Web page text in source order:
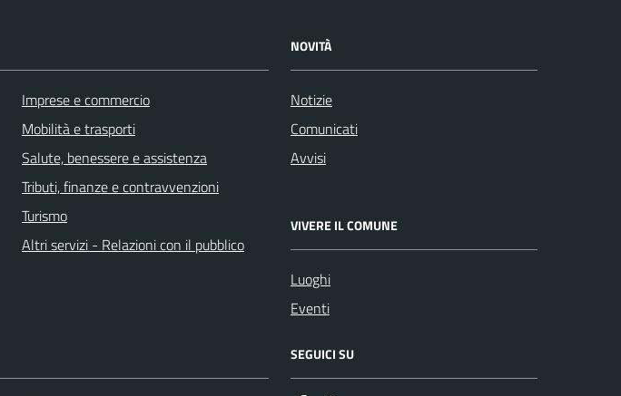
Imprese e commercio
Mobilità e trasporti
Salute, benessere e assistenza
Tributi, finanze e contravvenzioni
Turismo
Altri servizi - Relazioni con il pubblico
NOVITÀ
Notizie
Comunicati
Avvisi
VIVERE IL COMUNE
Luoghi
Eventi
SEGUICI SU